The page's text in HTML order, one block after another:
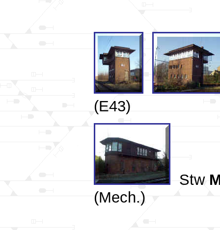
(E43)
Stw
(Mech.)